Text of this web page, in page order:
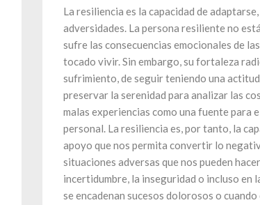
La resiliencia es la capacidad de
adversidades. La persona resiliente no
sufre las consecuencias emocionales de
tocado vivir. Sin embargo, su fortaleza
sufrimiento, de seguir teniendo una
preservar la serenidad para analizar las
malas experiencias como una fuente para
personal. La resiliencia es, por tanto, la
apoyo que nos permita convertir lo
situaciones adversas que nos pueden
incertidumbre, la inseguridad o incluso en
se encadenan sucesos dolorosos o